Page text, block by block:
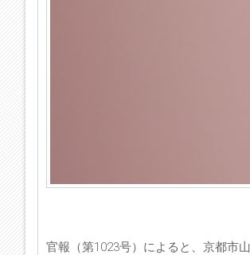
官報（第1023号）によると、京都市